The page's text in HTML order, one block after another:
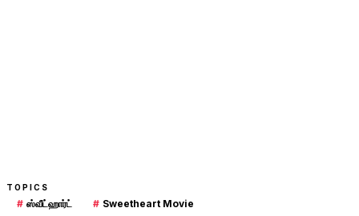
TOPICS
# ஸ்வீட்ஹார்ட் # Sweetheart Movie